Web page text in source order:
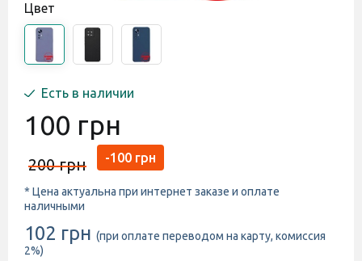
Цвет
Есть в наличии
100 грн
200 грн -100 грн
* Цена актуальна при интернет заказе и оплате
наличными
102 грн (при оплате переводом на карту, комиссия
2%)